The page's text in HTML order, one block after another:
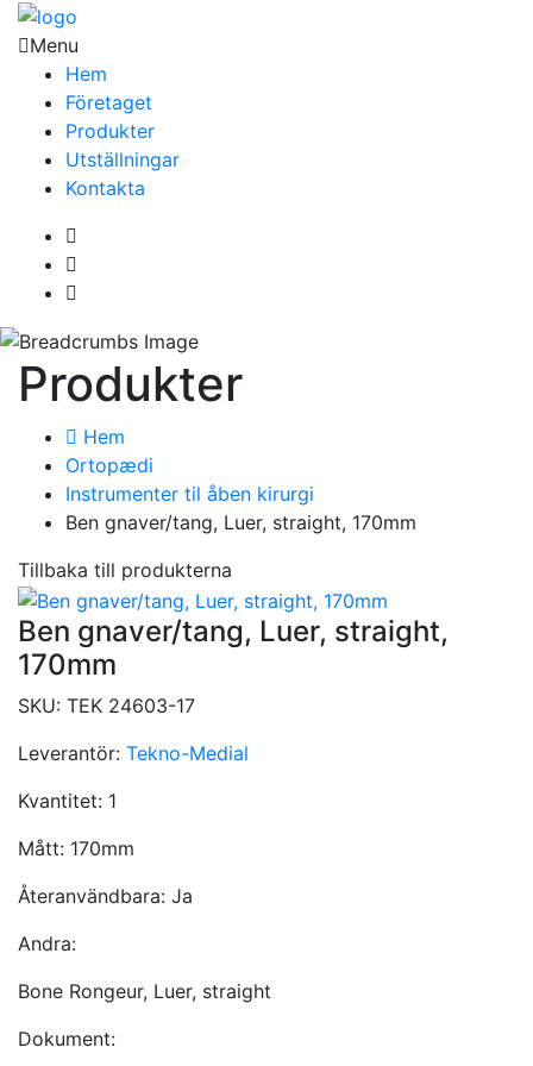
Menu
Hem
Företaget
Produkter
Utställningar
Kontakta
Produkter
Hem
Ortopædi
Instrumenter til åben kirurgi
Ben gnaver/tang, Luer, straight, 170mm
Tillbaka till produkterna
Ben gnaver/tang, Luer, straight,
170mm
SKU: TEK 24603-17
Leverantör: Tekno-Medial
Kvantitet: 1
Mått: 170mm
Återanvändbara: Ja
Andra:
Bone Rongeur, Luer, straight
Dokument: